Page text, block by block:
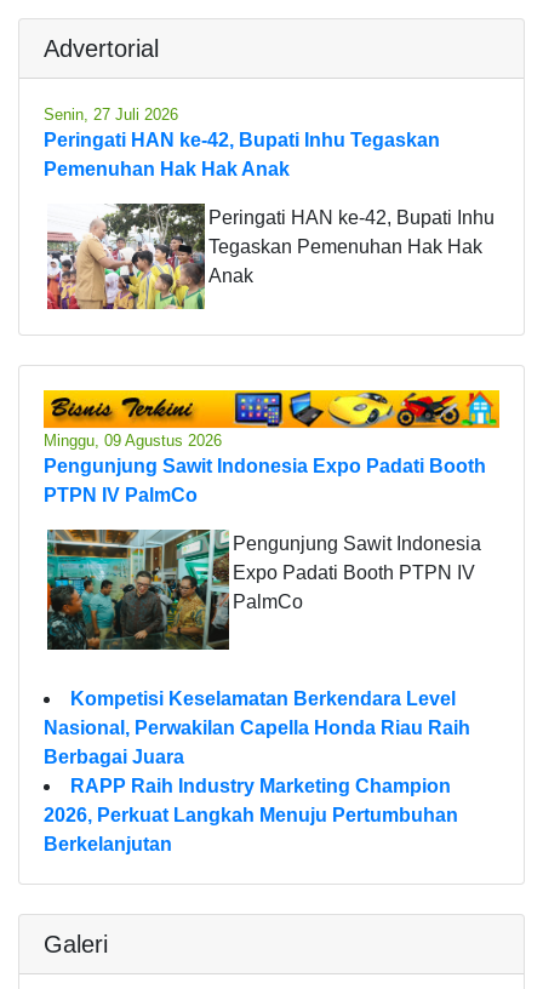
Advertorial
Senin, 27 Juli 2026
Peringati HAN ke-42, Bupati Inhu Tegaskan
Pemenuhan Hak Hak Anak
Peringati HAN ke-42, Bupati Inhu
Tegaskan Pemenuhan Hak Hak
Anak
Minggu, 09 Agustus 2026
Pengunjung Sawit Indonesia Expo Padati Booth
PTPN IV PalmCo
Pengunjung Sawit Indonesia
Expo Padati Booth PTPN IV
PalmCo
Kompetisi Keselamatan Berkendara Level
Nasional, Perwakilan Capella Honda Riau Raih
Berbagai Juara
RAPP Raih Industry Marketing Champion
2026, Perkuat Langkah Menuju Pertumbuhan
Berkelanjutan
Galeri